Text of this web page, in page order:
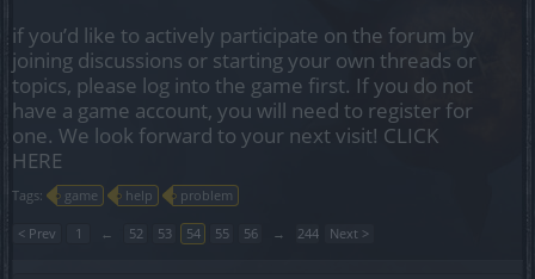
if you’d like to actively participate on the forum by
joining discussions or starting your own threads or
topics, please log into the game first. If you do not
have a game account, you will need to register for
one. We look forward to your next visit! CLICK
HERE
Tags: game help problem
< Prev 1 ← 52 53 54 55 56 → 244 Next >